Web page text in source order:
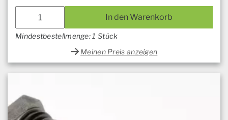
In den Warenkorb
Mindestbestellmenge: 1 Stück
Meinen Preis anzeigen